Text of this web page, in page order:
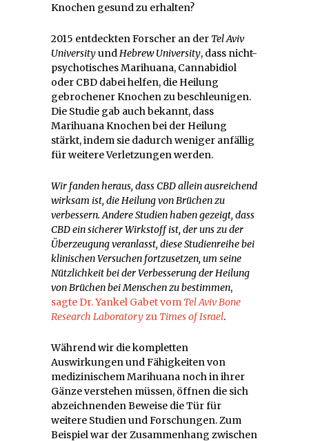
Knochen gesund zu erhalten?
2015 entdeckten Forscher an der Tel Aviv
UniversityundHebrew University, dass nicht-
psychotisches Marihuana, Cannabidiol
oder CBD dabei helfen, die Heilung
gebrochener Knochen zu beschleunigen.
Die Studie gab auch bekannt, dass
Marihuana Knochen bei der Heilung
stärkt, indem sie dadurch weniger anfällig
für weitere Verletzungen werden.
Wir fanden heraus, dass CBD allein ausreichend
wirksam ist, die Heilung von Brüchen zu
verbessern. Andere Studien haben gezeigt, dass
CBD ein sicherer Wirkstoff ist, der uns zu der
Überzeugung veranlasst, diese Studienreihe bei
klinischen Versuchen fortzusetzen, um seine
Nützlichkeit bei der Verbesserung der Heilung
von Brüchen bei Menschen zu bestimmen,
sagte Dr. Yankel Gabet vom Tel Aviv Bone
Research Laboratoryzu Times of Israel.
Während wir die kompletten
Auswirkungen und Fähigkeiten von
medizinischem Marihuana noch in ihrer
Gänze verstehen müssen, öffnen die sich
abzeichnenden Beweise die Tür für
weitere Studien und Forschungen. Zum
Beispiel war der Zusammenhang zwischen